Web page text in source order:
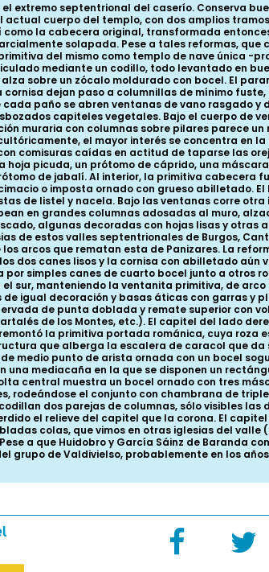
en el extremo septentrional del caserío.
actual cuerpo del templo, con dos amplios
la cabecera original, transformada
solapada. Pese a tales reformas,
del mismo como templo de nave única
mediante un codillo, todo levantado en
sobre un zócalo moldurado con bocel. El
dejan paso a columnillas de mínimo
paño se abren ventanas de vano rasgado
capiteles vegetales. Bajo el cuerpo de
muraria con columnas sobre pilares parece
el mayor interés se concentra
comisuras caídas en actitud de taparse las
hoja picuda, un prótomo de cáprido, una
de jabalí. Al interior, la primitiva
o imposta ornado con grueso abilletado.
de listel y nacela. Bajo las ventanas corre
en grandes columnas adosadas al muro,
algunas decoradas con hojas lisas y
de estos valles septentrionales de Burgos,
arcos que rematan esta de Panizares. La
dos canes lisos y la cornisa con abilletado aún
simples canes de cuarto bocel junto a otros
sur, manteniendo la ventanita primitiva, de
igual decoración y basas áticas con garras y
de punta doblada y remate superior con
de los Montes, etc.). El capitel del lado
la primitiva portada románica, cuya roza
que alberga la escalera de caracol que
medio punto de arista ornada con un bocel
una mediacaña en la que se disponen un
central muestra un bocel ornado con tres
rodeándose el conjunto con chambrana de
dos parejas de columnas, sólo visibles
el relieve del capitel que la corona. El
colas, que vimos en otras iglesias del
a que Huidobro y García Sáinz de Baranda
grupo de Valdivielso, probablemente en los